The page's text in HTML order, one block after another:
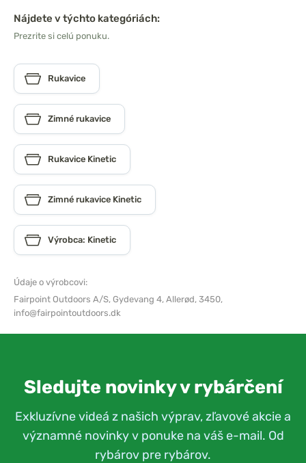
Nájdete v týchto kategóriách:
Prezrite si celú ponuku.
Rukavice
Zimné rukavice
Rukavice Kinetic
Zimné rukavice Kinetic
Výrobca: Kinetic
Údaje o výrobcovi:
Fairpoint Outdoors A/S, Gydevang 4, Allerød, 3450,
info@fairpointoutdoors.dk
Sledujte novinky v rybárčení
Exkluzívne videá z našich výprav, zľavové akcie a
významné novinky v ponuke na váš e-mail. Od
rybárov pre rybárov.